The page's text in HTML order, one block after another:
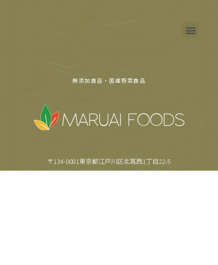
無添加食品・国産野菜食品
〒134-0081東京都江戸川区北葛西1丁目22-5